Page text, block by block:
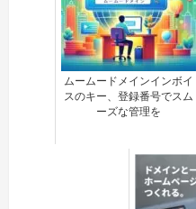
ムームードメインインボイ
スのキー、登録番号でスム
ーズな管理を